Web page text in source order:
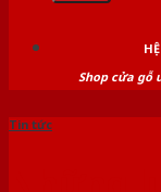
Shop cửa gỗ
Tin tức